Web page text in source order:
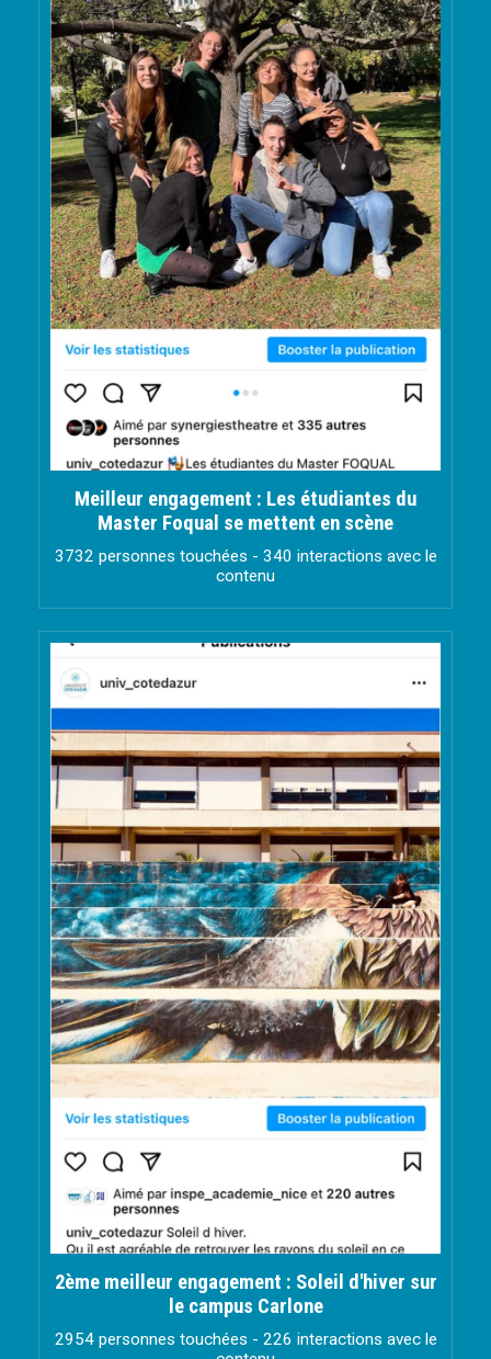
Meilleur engagement : Les étudiantes du
Master Foqual se mettent en scène
3732 personnes touchées - 340 interactions avec le
contenu
2ème meilleur engagement : Soleil d'hiver sur
le campus Carlone
2954 personnes touchées - 226 interactions avec le